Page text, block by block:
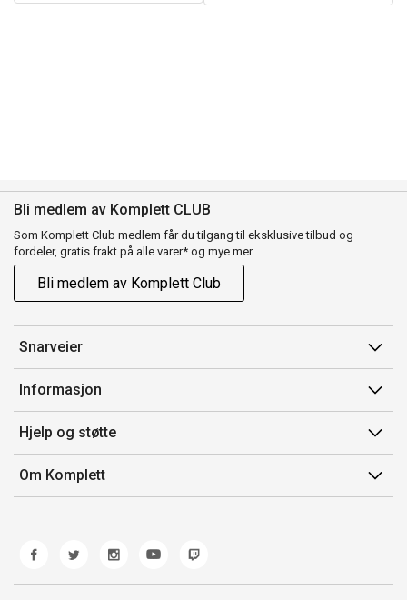
Bli medlem av Komplett CLUB
Som Komplett Club medlem får du tilgang til eksklusive tilbud og
fordeler, gratis frakt på alle varer* og mye mer.
Bli medlem av Komplett Club
Snarveier
Min side
Ordreoversikt
Flex
Komplett Club
Informasjon
Salgsbetingelser
Medlemsvilkår for Komplett Club
Merker/produsent
Hjelp og støtte
Kontakt oss
Kundeservice
Retur
Reklamasjon og garanti
Om Komplett